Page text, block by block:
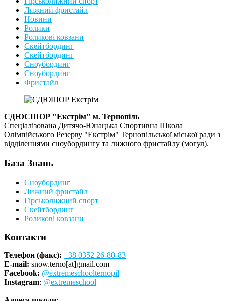
Лижний фристайл
Новини
Ролики
Роликові ковзани
Скейтбординг
Скейтбординг
Сноубординг
Сноубординг
Фристайл
СДЮСШОР "Екстрім" м. Тернопіль
Спеціалізована Дитячо-Юнацька Спортивна Школа
Олімпійського Резерву "Екстрім" Тернопільської міської ради з
відділеннями сноубордингу та лижного фристайлу (могул).
База Знань
Сноубординг
Лижний фристайл
Гірськолижний спорт
Скейтбординг
Роликові ковзани
Контакти
Телефон (факс): +38 0352 26-80-83
E-mail: snow.terno[at]gmail.com
Facebook: @extremeschoolternopil
Instagram: @extremeschool